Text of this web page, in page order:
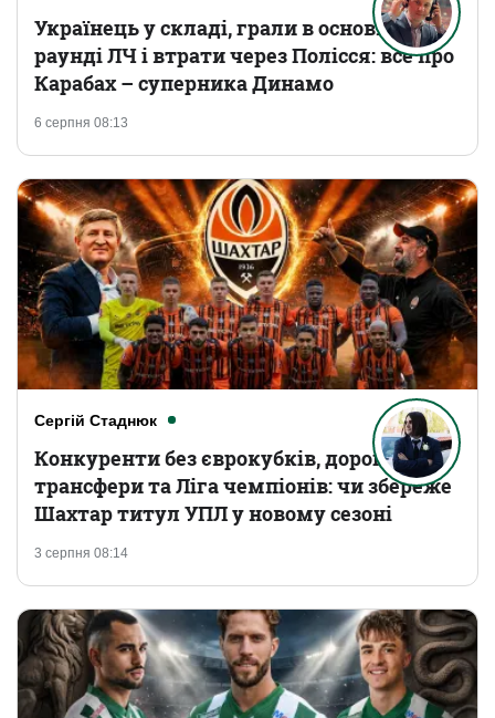
6 серпня 08:13
Українець у складі, грали в основному
раунді ЛЧ і втрати через Полісся: все про
Карабах – суперника Динамо
Сергій Стаднюк
3 серпня 08:14
Конкуренти без єврокубків, дорогі
трансфери та Ліга чемпіонів: чи збереже
Шахтар титул УПЛ у новому сезоні